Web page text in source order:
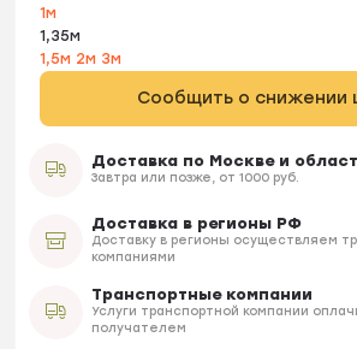
1м
1,35м
1,5м 2м 3м
Сообщить о снижении
Доставка по Москве и
Завтра или позже, от 1000 руб.
Доставка в регионы РФ
Доставку в регионы осуществляем
компаниями
Транспортные компании
Услуги транспортной компании
получателем